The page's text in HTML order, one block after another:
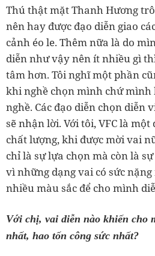
Thú thật mặt Thanh Hương
nên hay được đạo diễn giao
cảnh éo le. Thêm nữa là do
diễn như vậy nên ít nhiều gì
tâm hơn. Tôi nghĩ một phần
khi nghề chọn mình chứ mình
nghề. Các đạo diễn chọn diễn
sẽ nhận lời. Với tôi, VFC là
chất lượng, khi được mời vai
chỉ là sự lựa chọn mà còn là
vì những dạng vai có sức
nhiều màu sắc để cho mình
Với chị, vai diễn nào khiến cho
nhất, hao tốn công sức nhất?